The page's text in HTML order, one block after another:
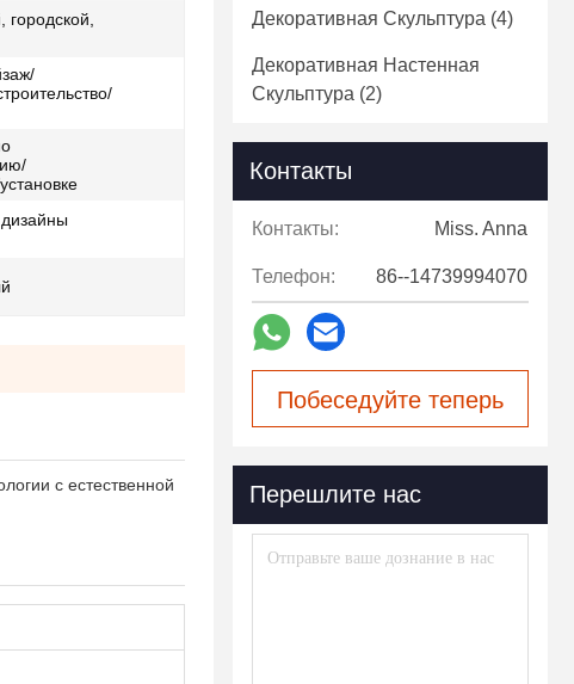
с естественной
Декоративная Скульптура (4)
Декоративная Настенная
Скульптура (2)
Контакты
Контакты: Miss. Anna
Телефон: 86--14739994070
Побеседуйте теперь
Перешлите нас